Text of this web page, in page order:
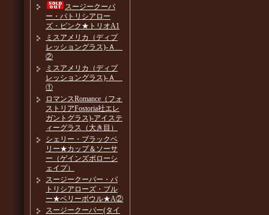
スージークーパ
ー・パトリシアロー
ズ・ピンク★トリオA1
ミスアメリカ（ディプ
レッショングラス)-Ａ
②
ミスアメリカ（ディプ
レッショングラス)-Ａ
①
ロマンスRomance（フォ
ストリアFostoria社エレ
ガントグラス)-アイステ
ィーグラス（大き目）
シェリー・ブラックベ
リー★カップ＆ソーサ
ー（ゲインズボローシ
ェイプ）
スージークーパー・パ
トリシアローズ・ブル
ー★ベリーボウル★A②
スージークーパー(タイ